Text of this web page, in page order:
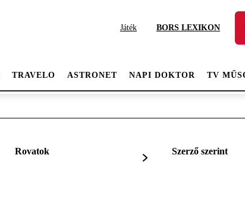
Játék BORS LEXIKON
TRAVELO ASTRONET NAPI DOKTOR TV
Rovatok Szerző szerint